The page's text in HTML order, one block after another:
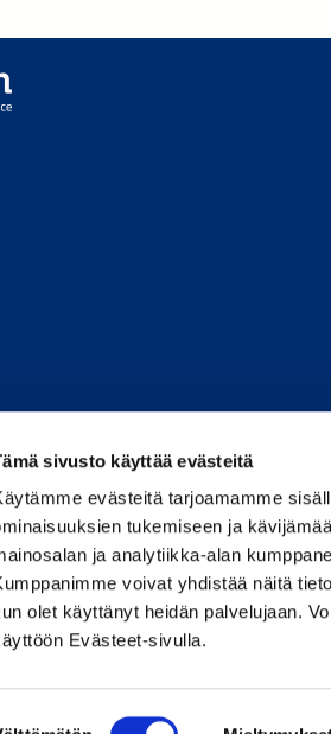
sivusto käyttää evästeitä
evästeitä tarjoamamme
tukemiseen ja
ja analytiikka-alan
voivat yhdistää näitä
olet käyttänyt heidän palvelujaan.
Evästeet-sivulla.
Caverion.com/Itävalta